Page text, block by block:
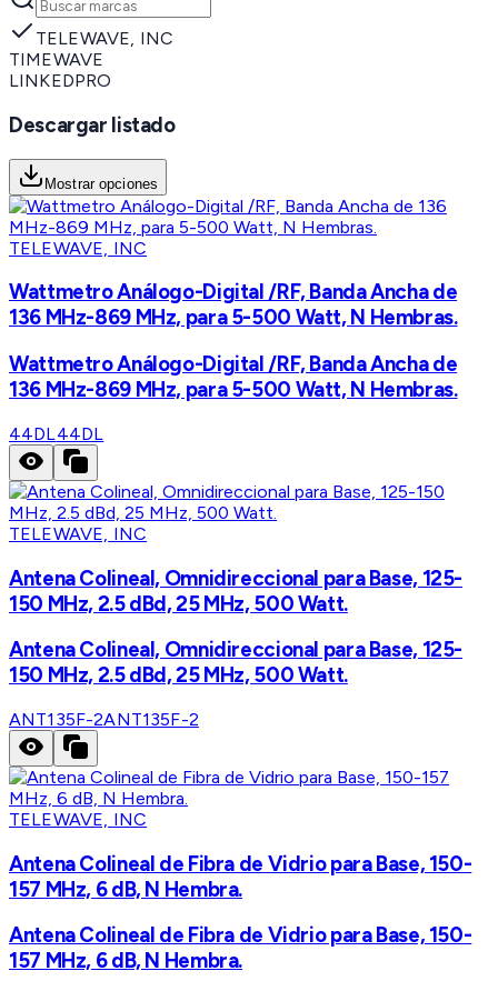
TELEWAVE, INC
TIMEWAVE
LINKEDPRO
Descargar listado
Mostrar opciones
TELEWAVE, INC
Wattmetro Análogo-Digital /RF, Banda Ancha de
136 MHz-869 MHz, para 5-500 Watt, N Hembras.
Wattmetro Análogo-Digital /RF, Banda Ancha de
136 MHz-869 MHz, para 5-500 Watt, N Hembras.
44DL44DL
TELEWAVE, INC
Antena Colineal, Omnidireccional para Base, 125-
150 MHz, 2.5 dBd, 25 MHz, 500 Watt.
Antena Colineal, Omnidireccional para Base, 125-
150 MHz, 2.5 dBd, 25 MHz, 500 Watt.
ANT135F-2ANT135F-2
TELEWAVE, INC
Antena Colineal de Fibra de Vidrio para Base, 150-
157 MHz, 6 dB, N Hembra.
Antena Colineal de Fibra de Vidrio para Base, 150-
157 MHz, 6 dB, N Hembra.